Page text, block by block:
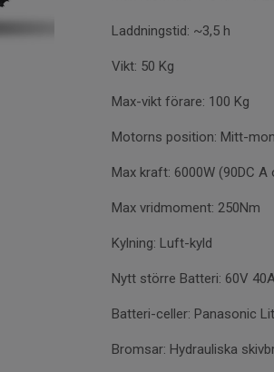
Laddningstid: ~3,5 h
Vikt: 50 Kg
Max-vikt förare: 100 Kg
Motorns position: Mitt-
Max kraft: 6000W (90DC
Max vridmoment: 250Nm
Kylning: Luft-kyld
Nytt större Batteri: 60V
Batteri-celler: Panasonic
Bromsar: Hydrauliska